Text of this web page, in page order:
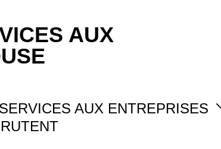
AUX
AUX ENTREPRISES